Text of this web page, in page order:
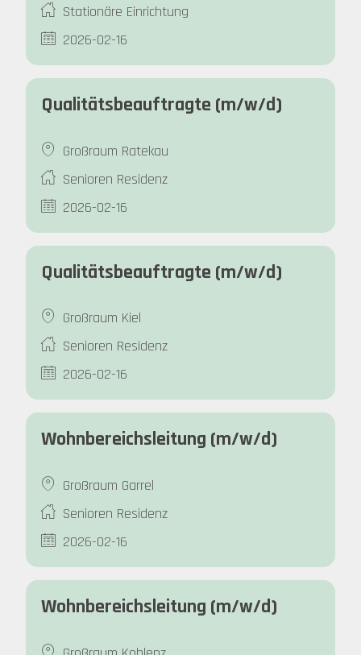
Stationäre Einrichtung
2026-02-16
Qualitätsbeauftragte (m/w/d)
Großraum Ratekau
Senioren Residenz
2026-02-16
Qualitätsbeauftragte (m/w/d)
Großraum Kiel
Senioren Residenz
2026-02-16
Wohnbereichsleitung (m/w/d)
Großraum Garrel
Senioren Residenz
2026-02-16
Wohnbereichsleitung (m/w/d)